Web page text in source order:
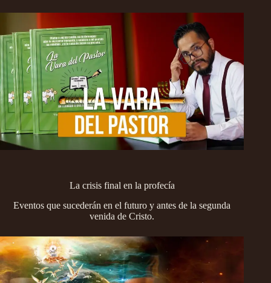
La crisis final en la profecía
Eventos que sucederán en el futuro y antes de la segunda
venida de Cristo.